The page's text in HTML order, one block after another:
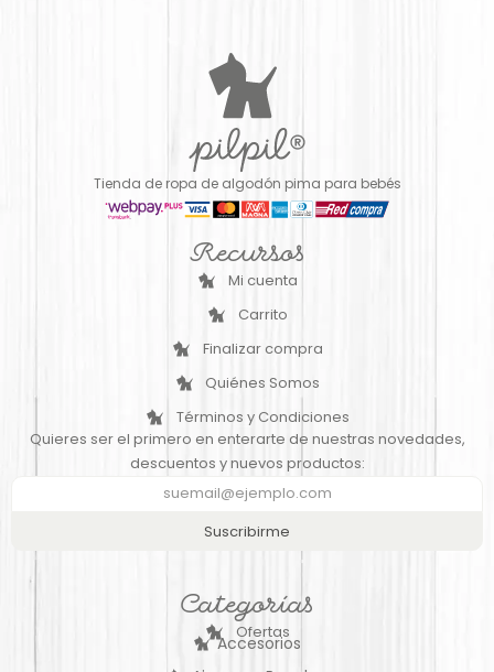
Tienda de ropa de algodón pima para bebés
Recursos
Mi cuenta
Carrito
Finalizar compra
Quiénes Somos
Términos y Condiciones
Quieres ser el primero en enterarte de nuestras novedades,
descuentos y nuevos productos:
Suscribirme
Categorías
Ofertas
Accesorios